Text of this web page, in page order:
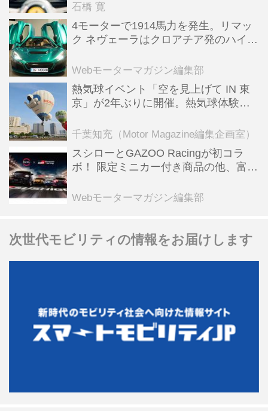
石橋 寛
4モーターで1914馬力を発生。リマッ
ク ネヴェーラはクロアチア発のハイパ
全版／115】
Webモーターマガジン編集部
熱気球イベント「空を見上げて IN 東
京」が2年ぶりに開催。熱気球体験搭
ンテンツも
千葉知充（Motor Magazine編集企画室）
スシローとGAZOO Racingが初コラ
ボ！ 限定ミニカー付き商品の他、富士
る抽選企画などを展開
Webモーターマガジン編集部
次世代モビリティの情報をお届けします